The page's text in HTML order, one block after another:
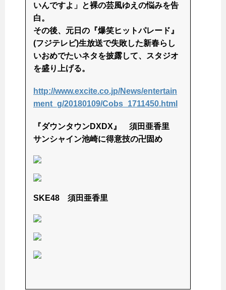
いんですよ」と裸の芸風ゆえの悩みを告
白。
その後、元日の『爆笑ヒットパレード』
(フジテレビ)生放送で失敗した新春らし
いおめでたいネタを披露して、スタジオ
を盛り上げる。
http://www.excite.co.jp/News/entertain
ment_g/20180109/Cobs_1711450.html
『ダウンタウンDXDX』 須田亜香里
サンシャイン池崎に得意技の卍固め
SKE48 須田亜香里